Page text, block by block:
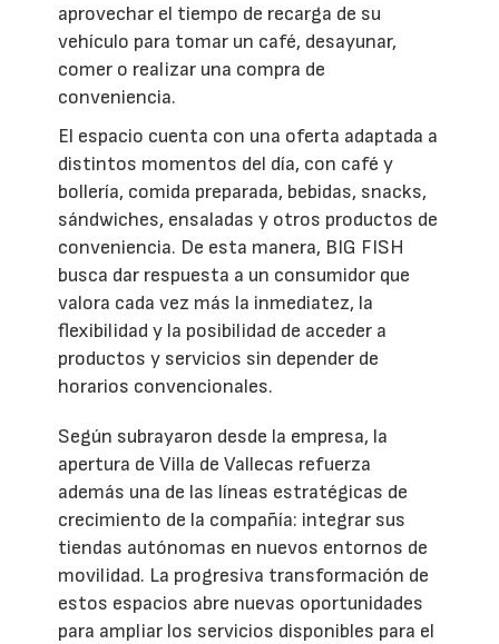
aprovechar el tiempo de recarga de su
vehículo para tomar un café, desayunar,
comer o realizar una compra de
conveniencia.
El espacio cuenta con una oferta adaptada a
distintos momentos del día, con café y
bollería, comida preparada, bebidas, snacks,
sándwiches, ensaladas y otros productos de
conveniencia. De esta manera, BIG FISH
busca dar respuesta a un consumidor que
valora cada vez más la inmediatez, la
flexibilidad y la posibilidad de acceder a
productos y servicios sin depender de
horarios convencionales.
Según subrayaron desde la empresa, la
apertura de Villa de Vallecas refuerza
además una de las líneas estratégicas de
crecimiento de la compañía: integrar sus
tiendas autónomas en nuevos entornos de
movilidad. La progresiva transformación de
estos espacios abre nuevas oportunidades
para ampliar los servicios disponibles para el